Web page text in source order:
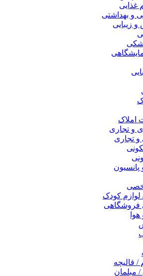
غذایی
و بهداشتی
زیبایی
املاک
و تجاری
و تجاری
پانسیون
کودک
فروشگاهی
قالیچه
/ مبلمان